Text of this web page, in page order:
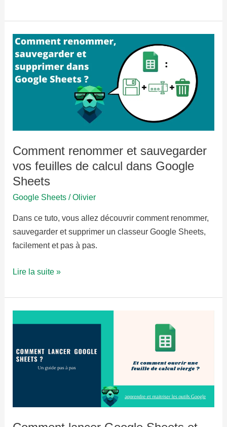
des
données
Google
Sheets
Comment renommer et sauvegarder
vos feuilles de calcul dans Google
Sheets
Google Sheets /Olivier
Dans ce tuto, vous allez découvrir comment renommer,
sauvegarder et supprimer un classeur Google Sheets,
facilement et pas à pas.
Comment
et
sauvegarder
vos
de
Sheets
Lire la suite »